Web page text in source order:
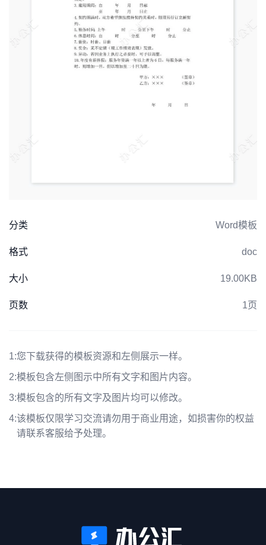
分类 Word模板
格式 doc
大小 19.00KB
页数 1页
1:您下载获得的模板资源和左侧展示一样。
2:模板包含左侧图示中所有文字和图片内容。
3:模板包含的所有文字及图片均可以修改。
4:该模板仅限学习交流请勿用于商业用途，如损害你的权益
请联系客服给予处理。